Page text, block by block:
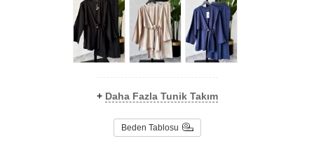
+ Daha Fazla Tunik Takım
Beden Tablosu